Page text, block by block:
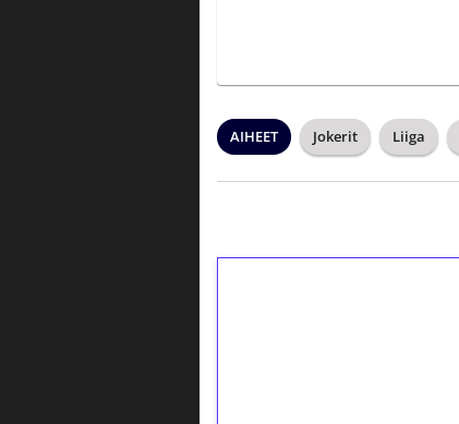
AIHEET Jokerit Liiga